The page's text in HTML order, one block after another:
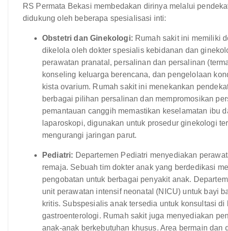
RS Permata Bekasi membedakan dirinya melalui
didukung oleh beberapa spesialisasi inti:
Obstetri dan Ginekologi: Rumah sakit ini memiliki
dikelola oleh dokter spesialis kebidanan dan
perawatan pranatal, persalinan dan persalinan
konseling keluarga berencana, dan pengelolaan
kista ovarium. Rumah sakit ini menekankan
berbagai pilihan persalinan dan mempromosikan
pemantauan canggih memastikan keselamatan ibu
laparoskopi, digunakan untuk prosedur ginekologi
mengurangi jaringan parut.
Pediatri: Departemen Pediatri menyediakan
remaja. Sebuah tim dokter anak yang berdedikasi
pengobatan untuk berbagai penyakit anak.
unit perawatan intensif neonatal (NICU) untuk bayi
kritis. Subspesialis anak tersedia untuk konsultasi
gastroenterologi. Rumah sakit juga menyediakan
anak-anak berkebutuhan khusus. Area bermain